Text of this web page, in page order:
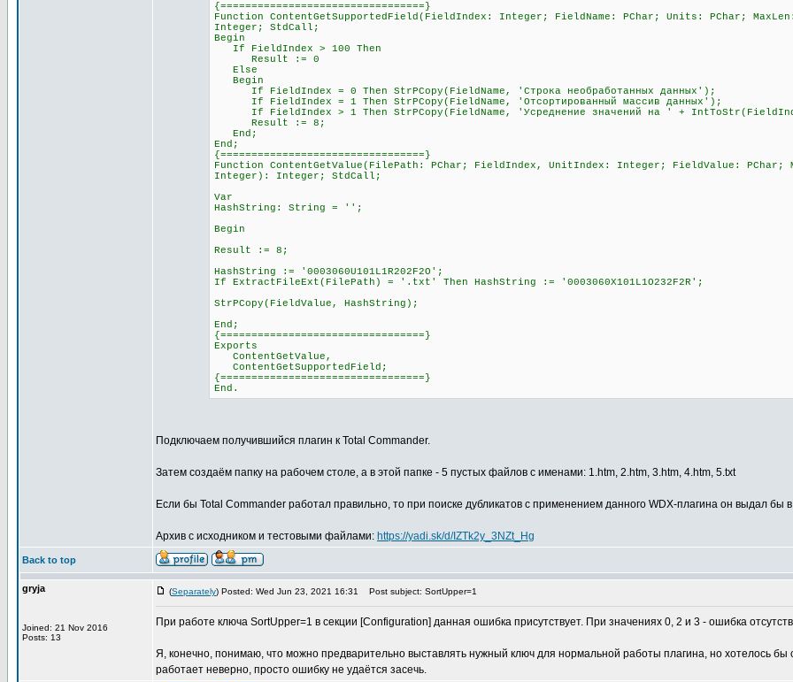
{=================================}
Function ContentGetSupportedField(FieldIndex: Integer; FieldName: PChar; Units: PChar;
Integer; StdCall;
Begin
If FieldIndex > 100 Then
Result := 0
Else
Begin
If FieldIndex = 0 Then StrPCopy(FieldName, 'Строка необработанных данных');
If FieldIndex = 1 Then StrPCopy(FieldName, 'Отсортированный массив данных');
If FieldIndex > 1 Then StrPCopy(FieldName, 'Усреднение значений на ' +
Result := 8;
End;
End;
{=================================}
Function ContentGetValue(FilePath: PChar; FieldIndex, UnitIndex: Integer; FieldValue: PChar;
Integer): Integer; StdCall;
Var
HashString: String = '';
Begin
Result := 8;
HashString := '0003060U101L1R202F2O';
If ExtractFileExt(FilePath) = '.txt' Then HashString := '0003060X101L1O232F2R';
StrPCopy(FieldValue, HashString);
End;
{=================================}
Exports
ContentGetValue,
ContentGetSupportedField;
{=================================}
End.
Подключаем получившийся плагин к Total Commander.
Затем создаём папку на рабочем столе, а в этой папке - 5 пустых файлов с именами: 1.htm, 2.htm, 3.htm, 4.htm, 5.txt
Если бы Total Commander работал правильно, то при поиске дубликатов с применением данного WDX-плагина он выдал бы
Архив с исходником и тестовыми файлами: https://yadi.sk/d/IZTk2y_3NZt_Hg
Back to top
gryja
Joined: 21 Nov 2016
Posts: 13
(Separately) Posted: Wed Jun 23, 2021 16:31 Post subject: SortUpper=1
При работе ключа SortUpper=1 в секции [Configuration] данная ошибка присутствует. При значениях 0, 2 и 3 - ошибка
Я, конечно, понимаю, что можно предварительно выставлять нужный ключ для нормальной работы плагина, но хотелось бы
работает неверно, просто ошибку не удаётся засечь.